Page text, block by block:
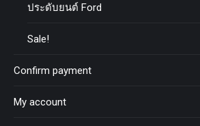
ประดับยนต์ Ford
Sale!
Confirm payment
My account